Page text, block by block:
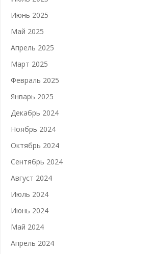
Июнь 2025
Май 2025
Апрель 2025
Март 2025
Февраль 2025
Январь 2025
Декабрь 2024
Ноябрь 2024
Октябрь 2024
Сентябрь 2024
Август 2024
Июль 2024
Июнь 2024
Май 2024
Апрель 2024